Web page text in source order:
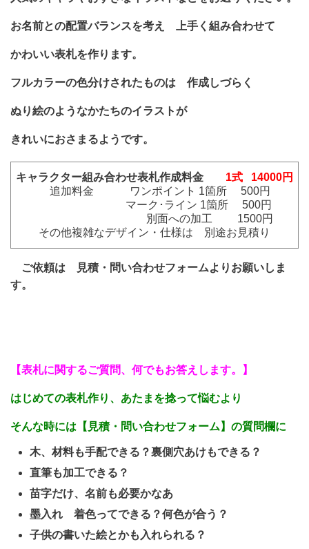
お名前との配置バランスを考え 上手く組み合わせて
かわいい表札を作ります。
フルカラーの色分けされたものは 作成しづらく
ぬり絵のようなかたちのイラストが
きれいにおさまるようです。
キャラクター組み合わせ表札作成料金 1式 14000円
追加料金 ワンポイント 1箇所 500円
マーク･ライン 1箇所 500円
別面への加工 1500円
その他複雑なデザイン・仕様は 別途お見積り
ご依頼は 見積・問い合わせフォームよりお願いしま
す。
【表札に関するご質問、何でもお答えします。】
はじめての表札作り、あたまを捻って悩むより
そんな時には 【見積・問い合わせフォーム】の質問欄に
木、材料も手配できる？裏側穴あけもできる？
直筆も加工できる？
苗字だけ、名前も必要かなあ
墨入れ 着色ってできる？何色が合う？
子供の書いた絵とかも入れられる？